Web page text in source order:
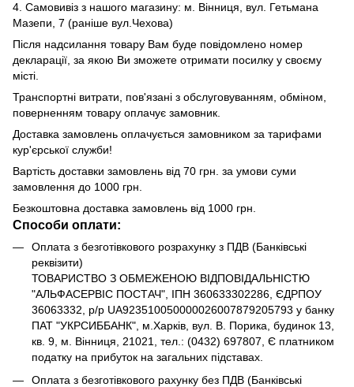
4. Самовивіз з нашого магазину: м. Вінниця, вул. Гетьмана
Мазепи, 7 (раніше вул.Чехова)
Після надсилання товару Вам буде повідомлено номер
декларації, за якою Ви зможете отримати посилку у своєму
місті.
Транспортні витрати, пов'язані з обслуговуванням, обміном,
поверненням товару оплачує замовник.
Доставка замовлень оплачується замовником за тарифами
кур'єрської служби!
Вартість доставки замовлень від 70 грн. за умови суми
замовлення до 1000 грн.
Безкоштовна доставка замовлень від 1000 грн.
Способи оплати:
Оплата з безготівкового розрахунку з ПДВ (Банківські
реквізити)
ТОВАРИСТВО З ОБМЕЖЕНОЮ ВІДПОВІДАЛЬНІСТЮ
"АЛЬФАСЕРВІС ПОСТАЧ", ІПН 360633302286, ЄДРПОУ
36063332, р/р UA923510050000026007879205793 у банку
ПАТ "УКРСИББАНК", м.Харків, вул. В. Порика, будинок 13,
кв. 9, м. Вінниця, 21021, тел.: (0432) 697807, Є платником
податку на прибуток на загальних підставах.
Оплата з безготівкового рахунку без ПДВ (Банківські